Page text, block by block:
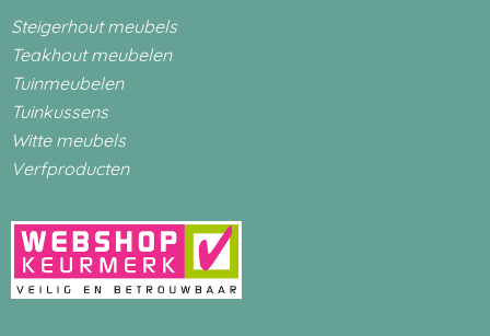
Steigerhout meubels
Teakhout meubelen
Tuinmeubelen
Tuinkussens
Witte meubels
Verfproducten